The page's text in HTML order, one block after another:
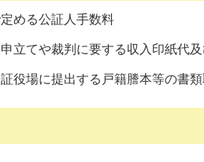
める公証人手数料
申立てや裁判に要する収入印紙代
役場に提出する戸籍謄本等の書